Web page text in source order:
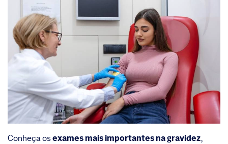
Conheça osexames mais importantes na gravidez,